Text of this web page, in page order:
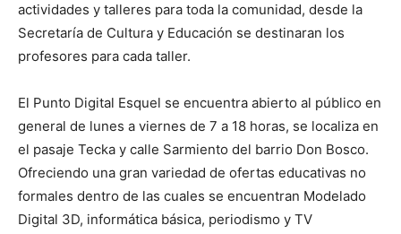
actividades y talleres para toda la comunidad, desde la
Secretaría de Cultura y Educación se destinaran los
profesores para cada taller.
El Punto Digital Esquel se encuentra abierto al público en
general de lunes a viernes de 7 a 18 horas, se localiza en
el pasaje Tecka y calle Sarmiento del barrio Don Bosco.
Ofreciendo una gran variedad de ofertas educativas no
formales dentro de las cuales se encuentran Modelado
Digital 3D, informática básica, periodismo y TV